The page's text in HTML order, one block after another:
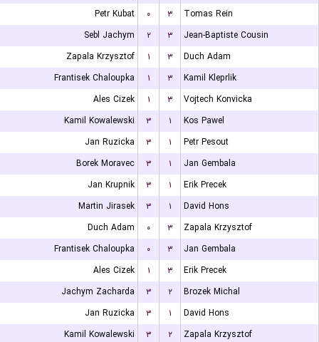
Petr Kubat
۰ ۳
Tomas Rein
Sebl Jachym
۲ ۳
Jean-Baptiste Cousin
Zapala Krzysztof
۱ ۳
Duch Adam
Frantisek Chaloupka
۱ ۳
Kamil Kleprlik
Ales Cizek
۱ ۳
Vojtech Konvicka
Kamil Kowalewski
۳ ۱
Kos Pawel
Jan Ruzicka
۳ ۱
Petr Pesout
Borek Moravec
۳ ۱
Jan Gembala
Jan Krupnik
۳ ۱
Erik Precek
Martin Jirasek
۳ ۱
David Hons
Duch Adam
۰ ۳
Zapala Krzysztof
Frantisek Chaloupka
۰ ۳
Jan Gembala
Ales Cizek
۱ ۳
Erik Precek
Jachym Zacharda
۳ ۲
Brozek Michal
Jan Ruzicka
۳ ۱
David Hons
Kamil Kowalewski
۳ ۲
Zapala Krzysztof